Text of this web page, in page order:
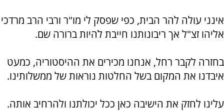
אינני עולה להר הבית, כפי שפסק לי מו"ר ורבי הרב מרדכי
אליהו זצ"ל אך ריבונותנו חייבת להיות ברורה שם.
בחזרה לקבר רחל, אנחנו מכירים את ההיסטוריה, כמעט
איבדנו את המקום בשל החלטות נוראות של ממשלותינו.
עלינו לחזק את הישיבה כאן ככל יכולתנו ולהרחיב אותה.